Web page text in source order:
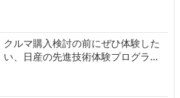
クルマ購入検討の前にぜひ体験した
い、日産の先進技術体験プログラ…